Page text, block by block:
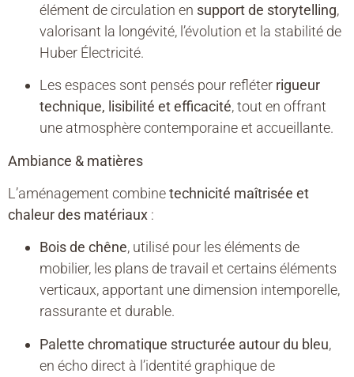
élément de circulation en support de storytelling,
valorisant la longévité, l’évolution et la stabilité de
Huber Électricité.
Les espaces sont pensés pour refléter rigueur
technique, lisibilité et efficacité, tout en offrant
une atmosphère contemporaine et accueillante.
Ambiance & matières
L’aménagement combinetechnicité maîtrisée et
chaleur des matériaux :
Bois de chêne, utilisé pour les éléments de
mobilier, les plans de travail et certains éléments
verticaux, apportant une dimension intemporelle,
rassurante et durable.
Palette chromatique structurée autour du bleu,
en écho direct à l’identité graphique de